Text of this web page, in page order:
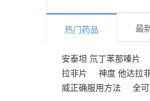
热门药品 最
安泰坦 氘丁苯那嗪片
拉非片
神度 他达拉
威正确服用方法
全